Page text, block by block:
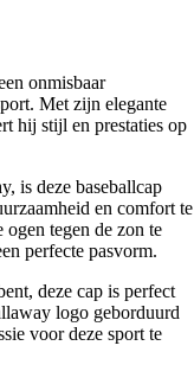
onmisbaar
Met zijn elegante
hij stijl en prestaties op
is deze baseballcap
en comfort te
tegen de zon te
perfecte pasvorm.
deze cap is perfect
logo geborduurd
voor deze sport te